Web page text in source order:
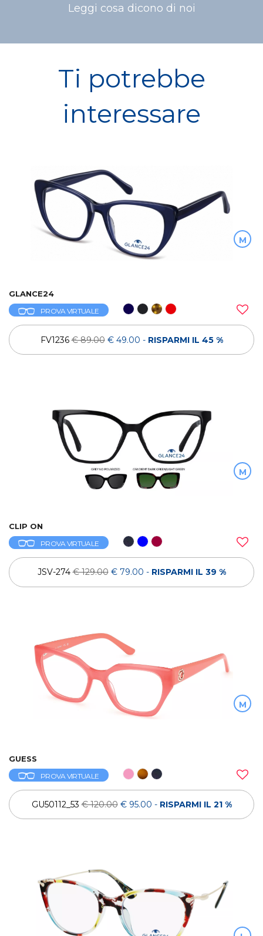
Leggi cosa dicono di noi
Ti potrebbe
interessare
M
GLANCE24
PROVA VIRTUALE
FV1236€ 89.00 € 49.00 - RISPARMI IL 45 %
M
CLIP ON
PROVA VIRTUALE
JSV-274€ 129.00 € 79.00 - RISPARMI IL 39 %
M
GUESS
PROVA VIRTUALE
GU50112_53€ 120.00 € 95.00 - RISPARMI IL 21 %